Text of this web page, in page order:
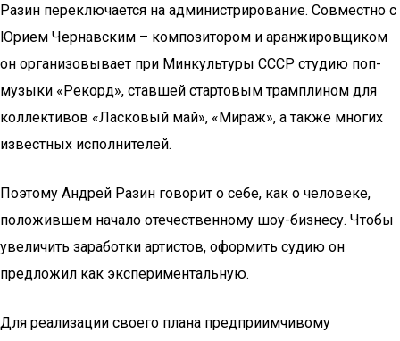
Разин переключается на администрирование. Совместно с
Юрием Чернавским – композитором и аранжировщиком
он организовывает при Минкультуры СССР студию поп-
музыки «Рекорд», ставшей стартовым трамплином для
коллективов «Ласковый май», «Мираж», а также многих
известных исполнителей.
Поэтому Андрей Разин говорит о себе, как о человеке,
положившем начало отечественному шоу-бизнесу. Чтобы
увеличить заработки артистов, оформить судию он
предложил как экспериментальную.
Для реализации своего плана предприимчивому